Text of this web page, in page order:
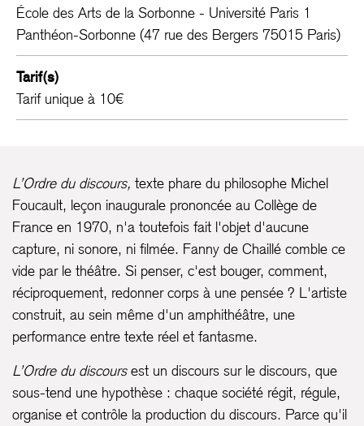
École des Arts de la Sorbonne - Université Paris 1
Panthéon-Sorbonne (47 rue des Bergers 75015 Paris)
Tarif(s)
Tarif unique à 10€
L’Ordre du discours, texte phare du philosophe Michel
Foucault, leçon inaugurale prononcée au Collège de
France en 1970, n'a toutefois fait l'objet d'aucune
capture, ni sonore, ni filmée. Fanny de Chaillé comble ce
vide par le théâtre. Si penser, c'est bouger, comment,
réciproquement, redonner corps à une pensée ? L'artiste
construit, au sein même d'un amphithéâtre, une
performance entre texte réel et fantasme.
L’Ordre du discoursest un discours sur le discours, que
sous-tend une hypothèse : chaque société régit, régule,
organise et contrôle la production du discours. Parce qu'il